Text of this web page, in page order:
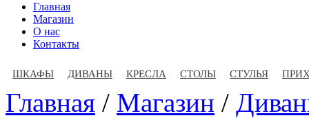
Главная
Магазин
О нас
Контакты
ШКАФЫ ДИВАНЫ КРЕСЛА СТОЛЫ СТУЛЬЯ
Главная / Магазин /